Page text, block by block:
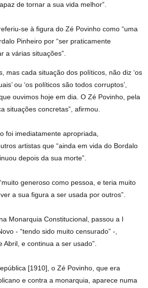
de tornar a sua vida melhor”.
se à figura do Zé Povinho como “uma
Pinheiro por “ser praticamente
a várias situações”.
mas cada situação dos políticos, não diz ‘os
ou ‘os políticos são todos corruptos’,
ouvimos hoje em dia. O Zé Povinho, pela
situações concretas”, afirmou.
foi imediatamente apropriada,
artistas que “ainda em vida do Bordalo
depois da sua morte”.
generoso como pessoa, e teria muito
a sua figura a ser usada por outros”.
Monarquia Constitucional, passou a I
- “tendo sido muito censurado” -,
Abril, e continua a ser usado”.
[1910], o Zé Povinho, que era
e contra a monarquia, aparece numa